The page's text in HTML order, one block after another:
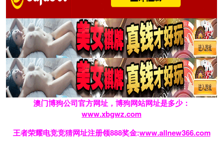
澳门博狗公司官方网址，博狗网站网址是多少：
www.xbgwz.com
王者荣耀电竞竞猜网址注册领888奖金:www.allnew366.com